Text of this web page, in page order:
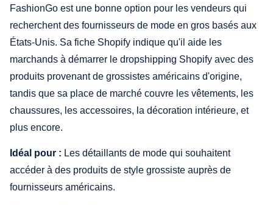
FashionGo est une bonne option pour les vendeurs qui
recherchent des fournisseurs de mode en gros basés aux
États-Unis. Sa fiche Shopify indique qu'il aide les
marchands à démarrer le dropshipping Shopify avec des
produits provenant de grossistes américains d'origine,
tandis que sa place de marché couvre les vêtements, les
chaussures, les accessoires, la décoration intérieure, et
plus encore.
Idéal pour : Les détaillants de mode qui souhaitent
accéder à des produits de style grossiste auprès de
fournisseurs américains.